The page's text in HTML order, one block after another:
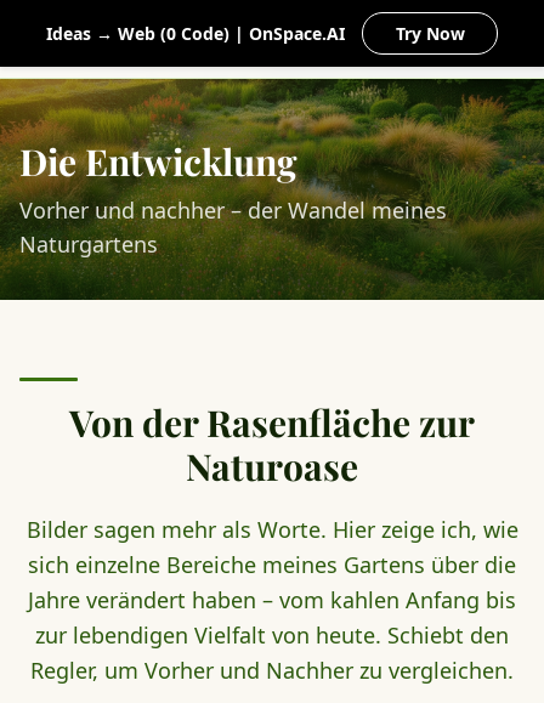
Ideas → Web (0 Code) | OnSpace.AI Try Now
MEIN
Die Entwicklung
Vorher und nachher – der Wandel meines
Naturgartens
Von der Rasenfläche zur
Naturoase
Bilder sagen mehr als Worte. Hier zeige ich, wie
sich einzelne Bereiche meines Gartens über die
Jahre verändert haben – vom kahlen Anfang bis
zur lebendigen Vielfalt von heute. Schiebt den
Regler, um Vorher und Nachher zu vergleichen.